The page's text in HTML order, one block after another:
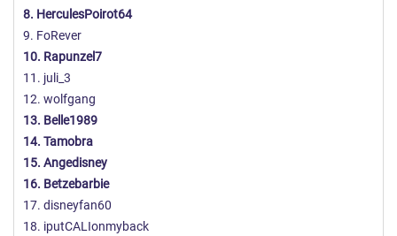
8. HerculesPoirot64
9. FoRever
10. Rapunzel7
11. juli_3
12. wolfgang
13. Belle1989
14. Tamobra
15. Angedisney
16. Betzebarbie
17. disneyfan60
18. iputCALIonmyback